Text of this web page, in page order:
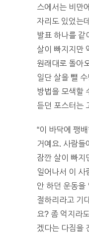
스에서는 비만
자리도 있었는
발표 하나를 같
살이 빠지지만
원래대로 돌아
일단 살을 뺄
방법을 모색할
듣던 포스터는
“이 바닥에 팽
거예요. 사람들
잠깐 살이 빠지
일어나서 이 사
안 하던 운동을
절하리라고 기
요? 좀 억지라
겠다는 다짐을